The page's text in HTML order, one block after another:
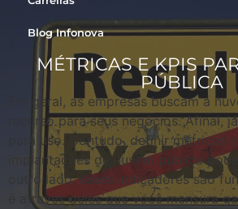
Blog Infonova
MÉTRICAS E KPIS
PÚBLICA
Em geral, as empresas buscam a
recurso para seus negócios. Afinal,
para uso. Contudo, definir métricas
implantações de nuvem pública
outro lado, esses indicadores são
é através deles que você mensura